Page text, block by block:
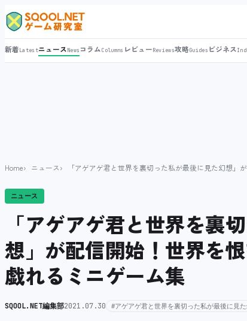
新着LatestニュースNews コラムColumns レビューReviews攻略Guides ビジネス
Home ニュース 「アゲアゲ君と世界を裏切った私が最後に見た幻想
ニュース
「アゲアゲ君と世界を裏
想」が配信開始！世界を
戯れるミニゲーム集
SQOOL.NET編集部2021.07.30 #アゲアゲ君と世界を裏切った私が最後に見